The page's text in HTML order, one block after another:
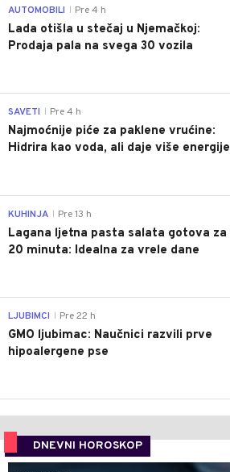
AUTOMOBILI Pre 4 h
Lada otišla u stečaj u Njemačkoj:
Prodaja pala na svega 30 vozila
SAVETI Pre 4 h
Najmoćnije piće za paklene vrućine:
Hidrira kao voda, ali daje više energije
KUHINJA Pre 13 h
Lagana ljetna pasta salata gotova za
20 minuta: Idealna za vrele dane
LJUBIMCI Pre 22 h
GMO ljubimac: Naučnici razvili prve
hipoalergene pse
DNEVNI HOROSKOP